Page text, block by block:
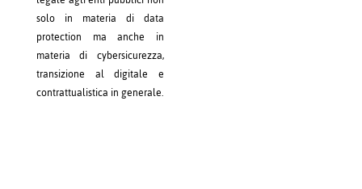
solo in materia di data
protection ma anche in
materia di cybersicurezza,
transizione al digitale e
contrattualistica in generale.